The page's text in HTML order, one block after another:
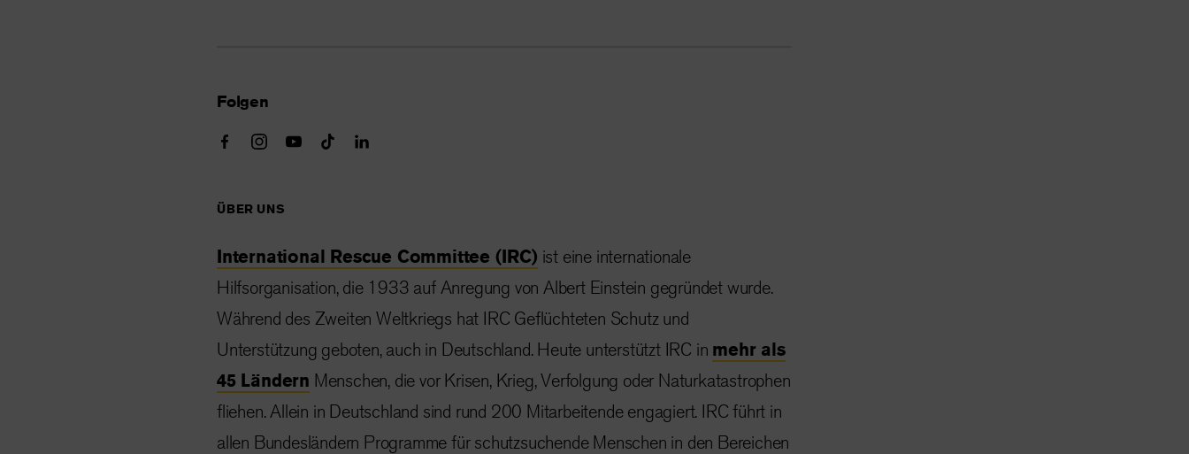
Folgen
ÜBER UNS
International Rescue Committee (IRC) ist eine internationale
Hilfsorganisation, die 1933 auf Anregung von Albert Einstein gegründet wurde.
Während des Zweiten Weltkriegs hat IRC Geflüchteten Schutz und
Unterstützung geboten, auch in Deutschland. Heute unterstützt IRC in mehr als
45 Ländern Menschen, die vor Krisen, Krieg, Verfolgung oder Naturkatastrophen
fliehen. Allein in Deutschland sind rund 200 Mitarbeitende engagiert. IRC führt in
allen Bundesländern Programme für schutzsuchende Menschen in den Bereichen